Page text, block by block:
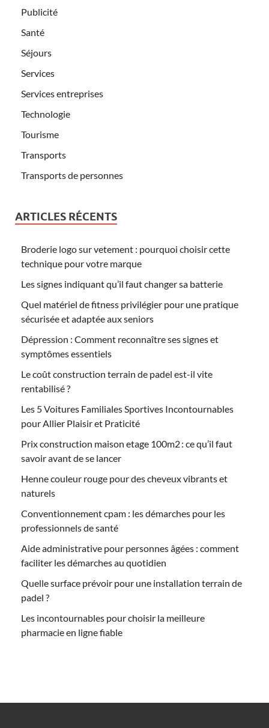
Publicité
Santé
Séjours
Services
Services entreprises
Technologie
Tourisme
Transports
Transports de personnes
ARTICLES RÉCENTS
Broderie logo sur vetement : pourquoi choisir cette
technique pour votre marque
Les signes indiquant qu’il faut changer sa batterie
Quel matériel de fitness privilégier pour une pratique
sécurisée et adaptée aux seniors
Dépression : Comment reconnaître ses signes et
symptômes essentiels
Le coût construction terrain de padel est-il vite
rentabilisé ?
Les 5 Voitures Familiales Sportives Incontournables
pour Allier Plaisir et Praticité
Prix construction maison etage 100m2 : ce qu’il faut
savoir avant de se lancer
Henne couleur rouge pour des cheveux vibrants et
naturels
Conventionnement cpam : les démarches pour les
professionnels de santé
Aide administrative pour personnes âgées : comment
faciliter les démarches au quotidien
Quelle surface prévoir pour une installation terrain de
padel ?
Les incontournables pour choisir la meilleure
pharmacie en ligne fiable